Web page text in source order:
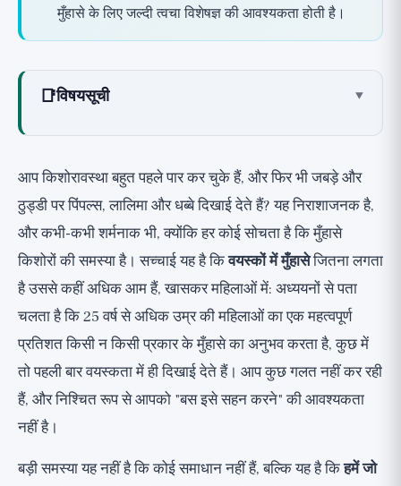
मुँहासे के लिए जल्दी त्वचा विशेषज्ञ की आवश्यकता होती है।
📑विषयसूची ▾
स्थानीय आधारशिलाएं जो वास्तव में काम करती हैं (🟢)
त्वचा को सुखाए बिना कैसे उपयोग करें
महिलाओं में हार्मोनल मुँहासे: डॉक्टर के माध्यम से विकल्प
(🟢)
आहार और जीवनशैली: वास्तव में क्या ज्ञात है, ईमानदारी
से (🟡)
गंभीर सिस्टिक मुँहासे और आइसोट्रेटिनॉइन: पूरी
ईमानदारी से (केवल त्वचा विशेषज्ञ के माध्यम से)
निचली पंक्ति और कार्य सूची
आप किशोरावस्था बहुत पहले पार कर चुके हैं, और फिर भी जबड़े और
ठुड्डी पर पिंपल्स, लालिमा और धब्बे दिखाई देते हैं? यह निराशाजनक है,
और कभी-कभी शर्मनाक भी, क्योंकि हर कोई सोचता है कि मुँहासे
किशोरों की समस्या है। सच्चाई यह है किवयस्कों में मुँहासेजितना लगता
है उससे कहीं अधिक आम हैं, खासकर महिलाओं में: अध्ययनों से पता
चलता है कि 25 वर्ष से अधिक उम्र की महिलाओं का एक महत्वपूर्ण
प्रतिशत किसी न किसी प्रकार के मुँहासे का अनुभव करता है, कुछ में
तो पहली बार वयस्कता में ही दिखाई देते हैं। आप कुछ गलत नहीं कर रही
हैं, और निश्चित रूप से आपको "बस इसे सहन करने" की आवश्यकता
नहीं है।
बड़ी समस्या यह नहीं है कि कोई समाधान नहीं हैं, बल्कि यह है किहमें जो